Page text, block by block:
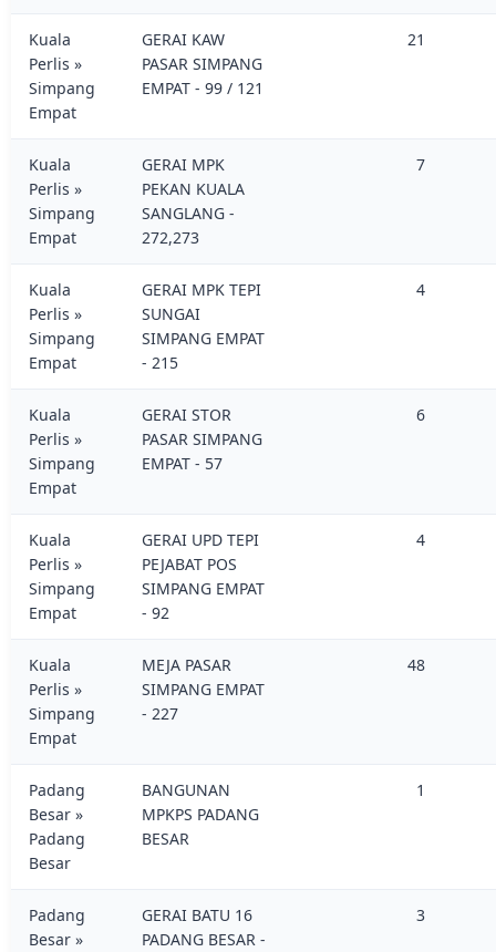
Kuala
Perlis »
Simpang
Empat
GERAI KAW
PASAR SIMPANG
EMPAT - 99 / 121
21
Kuala
Perlis »
Simpang
Empat
GERAI MPK
PEKAN KUALA
SANGLANG -
272,273
7
Kuala
Perlis »
Simpang
Empat
GERAI MPK TEPI
SUNGAI
SIMPANG EMPAT
- 215
4
Kuala
Perlis »
Simpang
Empat
GERAI STOR
PASAR SIMPANG
EMPAT - 57
6
Kuala
Perlis »
Simpang
Empat
GERAI UPD TEPI
PEJABAT POS
SIMPANG EMPAT
- 92
4
Kuala
Perlis »
Simpang
Empat
MEJA PASAR
SIMPANG EMPAT
- 227
48
Padang
Besar »
Padang
Besar
BANGUNAN
MPKPS PADANG
BESAR
1
Padang
Besar »
GERAI BATU 16
PADANG BESAR -
3